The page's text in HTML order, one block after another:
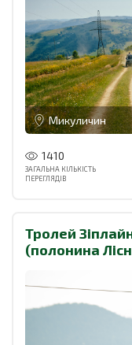
Микуличин
1410
ЗАГАЛЬНА КІЛЬКІСТЬ
ПЕРЕГЛЯДІВ
Тролей
(полонина